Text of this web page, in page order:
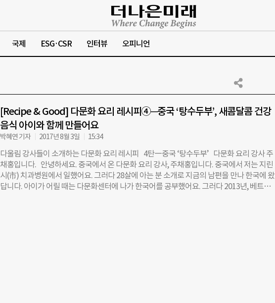
국제 ESG·CSR 인터뷰 오피니언
[Recipe & Good] 다문화 요리 레시피④─중국 ‘탕수두부’, 새콤달콤 건강
음식 아이와 함께 만들어요
박혜연 기자 2017년 8월 3일 15:34
다울림 강사들이 소개하는 다문화 요리 레시피 4탄―중국 ‘탕수두부’ 다문화 요리 강사 주
채홍입니다. 안녕하세요. 중국에서 온 다문화 요리 강사, 주채홍입니다. 중국에서 저는 지린
시(市) 치과병원에서 일했어요. 그러다 28살에 아는 분 소개로 지금의 남편을 만나 한국에 왔
답니다. 아이가 어릴 때는 다문화센터에 나가 한국어를 공부했어요. 그러다 2013년, 베트남에